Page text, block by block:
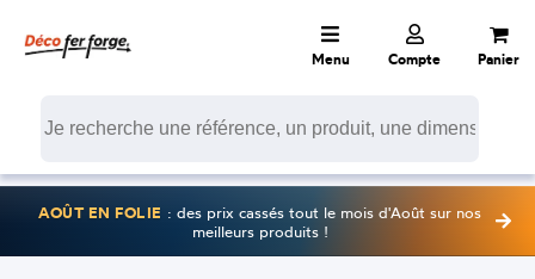
Menu Compte Panier
AOÛT EN FOLIE : des prix cassés tout le mois d'Août sur nos
meilleurs produits !